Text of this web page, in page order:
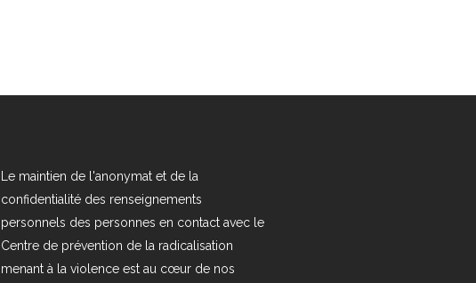
Le maintien de l'anonymat et de la
confidentialité des renseignements
personnels des personnes en contact avec le
Centre de prévention de la radicalisation
menant à la violence est au cœur de nos